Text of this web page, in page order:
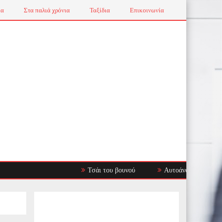
Στα παλιά χρόνια Ταξίδια Επικοινωνία
Τσάι του βουνού Αυτοάνοσα Νοσήματα: